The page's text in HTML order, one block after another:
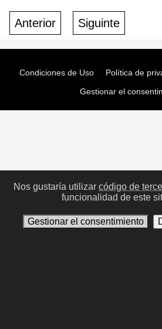
Anterior Siguinte
Condiciones de Uso Política de
Gestionar el
Nos gustaría utilizar código de
funcionalidad de este
Gestionar el consentimiento